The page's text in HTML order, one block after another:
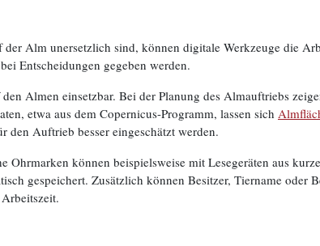
der Alm unersetzlich sind, können digitale Werkzeuge die
Entscheidungen gegeben werden.
Almen einsetzbar. Bei der Planung des Almauftriebs
etwa aus dem Copernicus-Programm, lassen sich
Auftrieb besser eingeschätzt werden.
können beispielsweise mit Lesegeräten aus
gespeichert. Zusätzlich können Besitzer, Tiername oder